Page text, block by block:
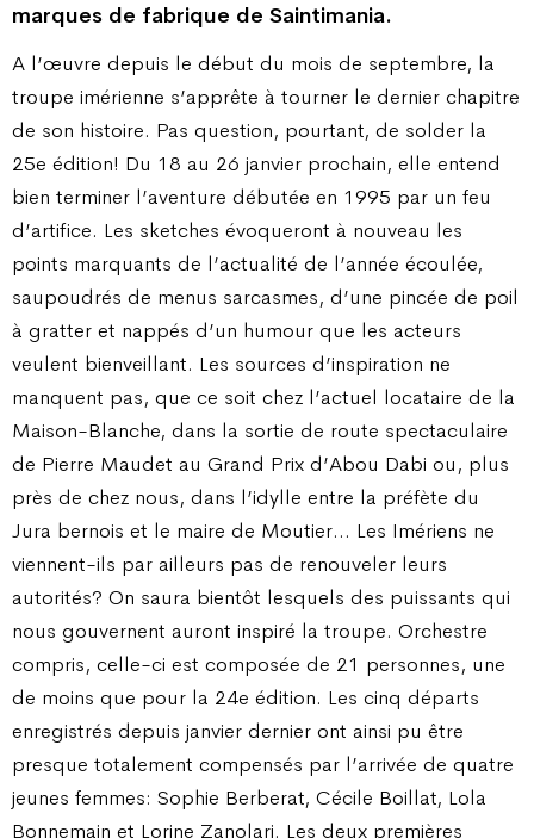
marques de fabrique de Saintimania.
A l’œuvre depuis le début du mois de septembre, la
troupe imérienne s’apprête à tourner le dernier chapitre
de son histoire. Pas question, pourtant, de solder la
25e édition! Du 18 au 26 janvier prochain, elle entend
bien terminer l’aventure débutée en 1995 par un feu
d’artifice. Les sketches évoqueront à nouveau les
points marquants de l’actualité de l’année écoulée,
saupoudrés de menus sarcasmes, d’une pincée de poil
à gratter et nappés d’un humour que les acteurs
veulent bienveillant. Les sources d’inspiration ne
manquent pas, que ce soit chez l’actuel locataire de la
Maison-Blanche, dans la sortie de route spectaculaire
de Pierre Maudet au Grand Prix d’Abou Dabi ou, plus
près de chez nous, dans l’idylle entre la préfète du
Jura bernois et le maire de Moutier… Les Imériens ne
viennent-ils par ailleurs pas de renouveler leurs
autorités? On saura bientôt lesquels des puissants qui
nous gouvernent auront inspiré la troupe. Orchestre
compris, celle-ci est composée de 21 personnes, une
de moins que pour la 24e édition. Les cinq départs
enregistrés depuis janvier dernier ont ainsi pu être
presque totalement compensés par l’arrivée de quatre
jeunes femmes: Sophie Berberat, Cécile Boillat, Lola
Bonnemain et Lorine Zanolari. Les deux premières